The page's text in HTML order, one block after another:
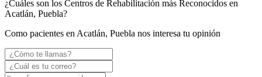
¿Cuáles son los Centros de Rehabilitación más Reconocidos en
Acatlán, Puebla?
Como pacientes en Acatlán, Puebla nos interesa tu opinión